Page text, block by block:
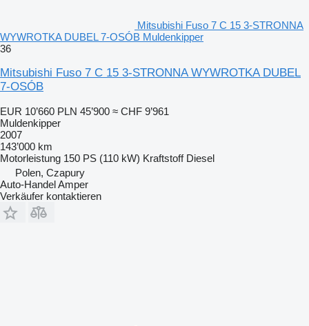
Mitsubishi Fuso 7 C 15 3-STRONNA
WYWROTKA DUBEL 7-OSÓB Muldenkipper
36
Mitsubishi Fuso 7 C 15 3-STRONNA WYWROTKA DUBEL
7-OSÓB
EUR 10’660 PLN 45’900 ≈ CHF 9’961
Muldenkipper
2007
143’000 km
Motorleistung 150 PS (110 kW) Kraftstoff Diesel
Polen, Czapury
Auto-Handel Amper
Verkäufer kontaktieren